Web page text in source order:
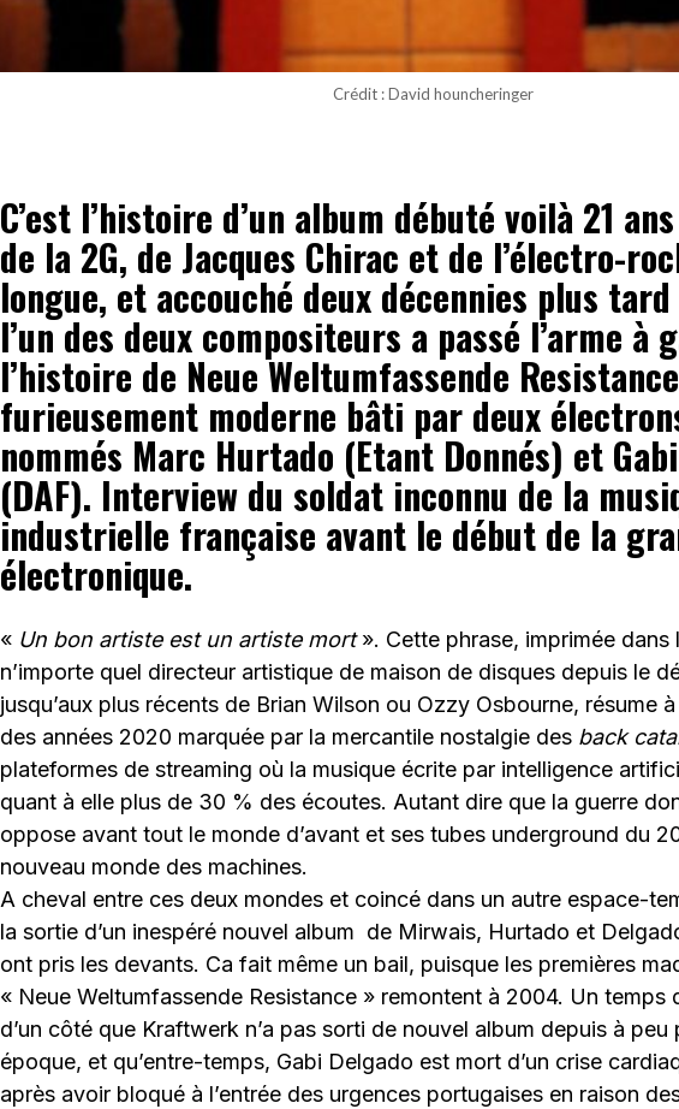
Crédit : David houncheringer
C’est l’histoire d’un album débuté voilà 21
de la 2G, de Jacques Chirac et de l’électro-
longue, et accouché deux décennies plus
l’un des deux compositeurs a passé l’arme à
l’histoire de Neue Weltumfassende
furieusement moderne bâti par deux
nommés Marc Hurtado (Etant Donnés) et
(DAF). Interview du soldat inconnu de la
industrielle française avant le début de la
électronique.
« Un bon artiste est un artiste mort». Cette phrase, imprimée dans
n’importe quel directeur artistique de maison de disques depuis le
jusqu’aux plus récents de Brian Wilson ou Ozzy Osbourne, résume
des années 2020 marquée par la mercantile nostalgie des back
plateformes de streaming où la musique écrite par intelligence
quant à elle plus de 30 % des écoutes. Autant dire que la guerre
oppose avant tout le monde d’avant et ses tubes underground du
nouveau monde des machines.
A cheval entre ces deux mondes et coincé dans un autre espace-
la sortie d’un inespéré nouvel album de Mirwais, Hurtado et
ont pris les devants. Ca fait même un bail, puisque les premières
« Neue Weltumfassende Resistance » remontent à 2004. Un temps
d’un côté que Kraftwerk n’a pas sorti de nouvel album depuis à peu
époque, et qu’entre-temps, Gabi Delgado est mort d’un crise
après avoir bloqué à l’entrée des urgences portugaises en raison